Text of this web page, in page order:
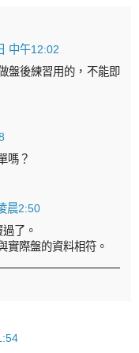
中午12:02
盤後練習用的，不能即
嗎？
晨2:50
了。
實際盤的資料相符。